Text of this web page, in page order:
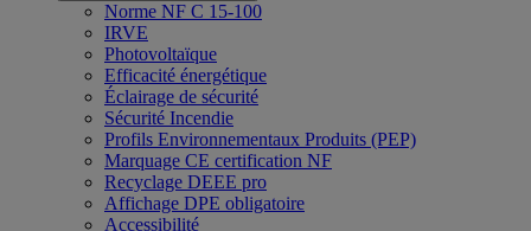
Norme NF C 15-100
IRVE
Photovoltaïque
Efficacité énergétique
Éclairage de sécurité
Sécurité Incendie
Profils Environnementaux Produits (PEP)
Marquage CE certification NF
Recyclage DEEE pro
Affichage DPE obligatoire
Accessibilité